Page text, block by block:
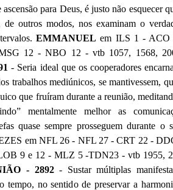
para Deus, é justo não esquecer
de outros modos, nos examinam o
EMMANUEL em ILS 1 - ACO
12 - NBO 12 - vtb 1057, 1568,
- Seria ideal que os cooperadores
trabalhos mediúnicos, se mantivessem,
que fruíram durante a reunião,
mentalmente melhor as
quase sempre prosseguem durante o
em NFL 26 - NFL 27 - CRT 22 -
9 e 12 - MLZ 5 -TDN23 - vtb 1955,
- 2892- Sustar múltiplas
tempo, no sentido de preservar a